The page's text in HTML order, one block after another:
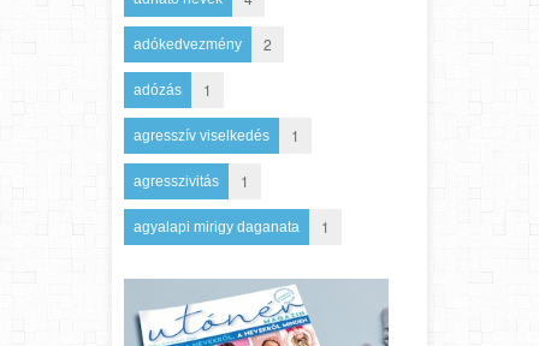
adókedvezmény 2
adózás 1
agresszív viselkedés 1
agresszivitás 1
agyalapi mirigy daganata 1